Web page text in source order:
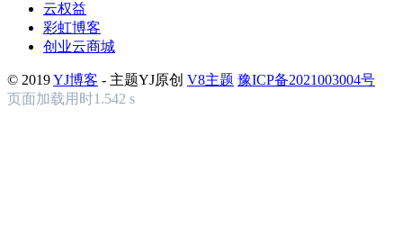
云权益
彩虹博客
创业云商城
© 2019YJ博客 - 主题YJ原创 V8主题 豫ICP备2021003004号
页面加载用时1.542 s